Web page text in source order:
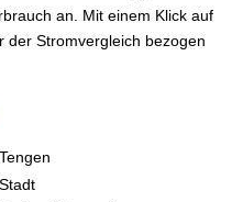
an. Mit einem Klick auf
der Stromvergleich bezogen
Tengen
Stadt